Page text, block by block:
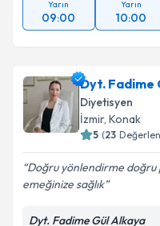
Yarın
09:00
Yarın
10:00
Dyt. Fadime
Diyetisyen
İzmir, Konak
5 (23
Doğru yönlendirme doğru
emeğinize sağlık
Dyt. Fadime Gül Alkaya